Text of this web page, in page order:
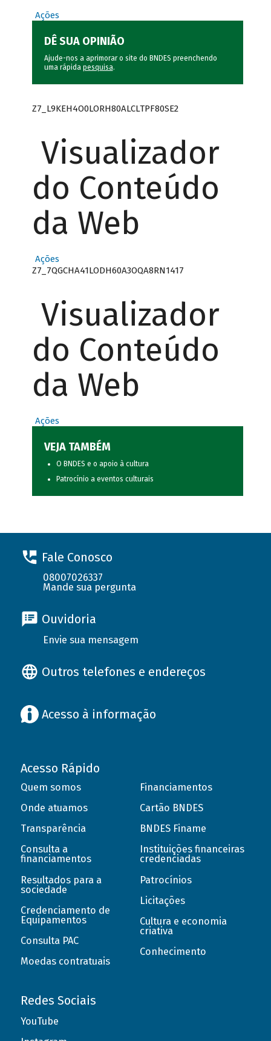
Ações
DÊ SUA OPINIÃO
Ajude-nos a aprimorar o site do BNDES preenchendo
uma rápida pesquisa.
Z7_L9KEH4O0LORH80ALCLTPF80SE2
Visualizador
do Conteúdo
da Web
Ações
Z7_7QGCHA41LODH60A3OQA8RN1417
Visualizador
do Conteúdo
da Web
Ações
VEJA TAMBÉM
O BNDES e o apoio à cultura
Patrocínio a eventos culturais
Fale Conosco
08007026337
Mande sua pergunta
Ouvidoria
Envie sua mensagem
Outros telefones e endereços
Acesso à informação
Acesso Rápido
Quem somos
Onde atuamos
Transparência
Consulta a
financiamentos
Resultados para a
sociedade
Credenciamento de
Equipamentos
Consulta PAC
Moedas contratuais
Financiamentos
Cartão BNDES
BNDES Finame
Instituições financeiras
credenciadas
Patrocínios
Licitações
Cultura e economia
criativa
Conhecimento
Redes Sociais
YouTube